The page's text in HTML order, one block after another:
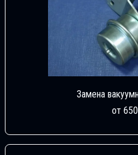
Замена
от